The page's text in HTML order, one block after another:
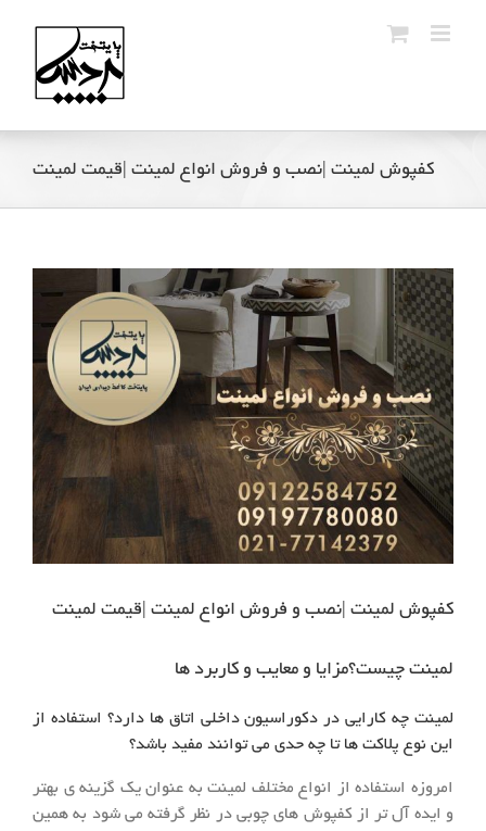
کفپوش لمینت |نصب و فروش انواع لمینت |قیمت لمینت
View
Larger
Image
کفپوش لمینت |نصب و فروش انواع لمینت |قیمت لمینت
لمینت چیست؟مزایا و معایب و کاربرد ها
لمینت چه کارایی در دکوراسیون داخلی اتاق ها دارد؟ استفاده از
این نوع پلاکت ها تا چه حدی می توانند مفید باشد؟
امروزه استفاده از انواع مختلف لمینت به عنوان یک گزینه ی بهتر
و ایده آل تر از کفپوش های چوبی در نظر گرفته می شود به همین